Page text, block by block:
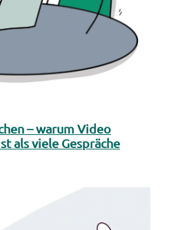
– warum Video
als viele Gespräche